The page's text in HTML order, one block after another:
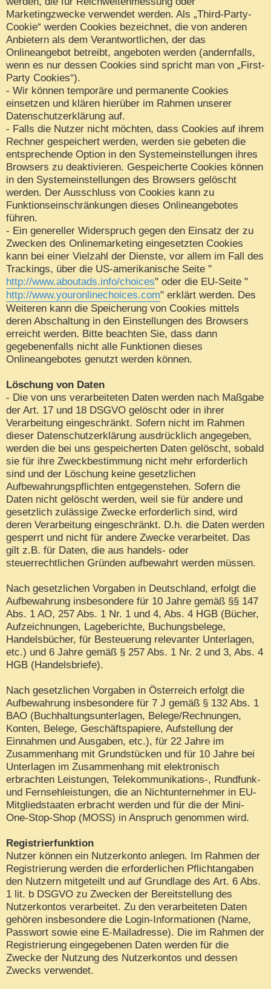
Marketingzwecke verwendet werden. Als „Third-Party-
Cookie“ werden Cookies bezeichnet, die von anderen
Anbietern als dem Verantwortlichen, der das
Onlineangebot betreibt, angeboten werden (andernfalls,
wenn es nur dessen Cookies sind spricht man von „First-
Party Cookies“).
- Wir können temporäre und permanente Cookies
einsetzen und klären hierüber im Rahmen unserer
Datenschutzerklärung auf.
- Falls die Nutzer nicht möchten, dass Cookies auf ihrem
Rechner gespeichert werden, werden sie gebeten die
entsprechende Option in den Systemeinstellungen ihres
Browsers zu deaktivieren. Gespeicherte Cookies können
in den Systemeinstellungen des Browsers gelöscht
werden. Der Ausschluss von Cookies kann zu
Funktionseinschränkungen dieses Onlineangebotes
führen.
- Ein genereller Widerspruch gegen den Einsatz der zu
Zwecken des Onlinemarketing eingesetzten Cookies
kann bei einer Vielzahl der Dienste, vor allem im Fall des
Trackings, über die US-amerikanische Seite "
http://www.aboutads.info/choices" oder die EU-Seite "
http://www.youronlinechoices.com" erklärt werden. Des
Weiteren kann die Speicherung von Cookies mittels
deren Abschaltung in den Einstellungen des Browsers
erreicht werden. Bitte beachten Sie, dass dann
gegebenenfalls nicht alle Funktionen dieses
Onlineangebotes genutzt werden können.
Löschung von Daten
- Die von uns verarbeiteten Daten werden nach Maßgabe
der Art. 17 und 18 DSGVO gelöscht oder in ihrer
Verarbeitung eingeschränkt. Sofern nicht im Rahmen
dieser Datenschutzerklärung ausdrücklich angegeben,
werden die bei uns gespeicherten Daten gelöscht, sobald
sie für ihre Zweckbestimmung nicht mehr erforderlich
sind und der Löschung keine gesetzlichen
Aufbewahrungspflichten entgegenstehen. Sofern die
Daten nicht gelöscht werden, weil sie für andere und
gesetzlich zulässige Zwecke erforderlich sind, wird
deren Verarbeitung eingeschränkt. D.h. die Daten werden
gesperrt und nicht für andere Zwecke verarbeitet. Das
gilt z.B. für Daten, die aus handels- oder
steuerrechtlichen Gründen aufbewahrt werden müssen.
Nach gesetzlichen Vorgaben in Deutschland, erfolgt die
Aufbewahrung insbesondere für 10 Jahre gemäß §§ 147
Abs. 1 AO, 257 Abs. 1 Nr. 1 und 4, Abs. 4 HGB (Bücher,
Aufzeichnungen, Lageberichte, Buchungsbelege,
Handelsbücher, für Besteuerung relevanter Unterlagen,
etc.) und 6 Jahre gemäß § 257 Abs. 1 Nr. 2 und 3, Abs. 4
HGB (Handelsbriefe).
Nach gesetzlichen Vorgaben in Österreich erfolgt die
Aufbewahrung insbesondere für 7 J gemäß § 132 Abs. 1
BAO (Buchhaltungsunterlagen, Belege/Rechnungen,
Konten, Belege, Geschäftspapiere, Aufstellung der
Einnahmen und Ausgaben, etc.), für 22 Jahre im
Zusammenhang mit Grundstücken und für 10 Jahre bei
Unterlagen im Zusammenhang mit elektronisch
erbrachten Leistungen, Telekommunikations-, Rundfunk-
und Fernsehleistungen, die an Nichtunternehmer in EU-
Mitgliedstaaten erbracht werden und für die der Mini-
One-Stop-Shop (MOSS) in Anspruch genommen wird.
Registrierfunktion
Nutzer können ein Nutzerkonto anlegen. Im Rahmen der
Registrierung werden die erforderlichen Pflichtangaben
den Nutzern mitgeteilt und auf Grundlage des Art. 6 Abs.
1 lit. b DSGVO zu Zwecken der Bereitstellung des
Nutzerkontos verarbeitet. Zu den verarbeiteten Daten
gehören insbesondere die Login-Informationen (Name,
Passwort sowie eine E-Mailadresse). Die im Rahmen der
Registrierung eingegebenen Daten werden für die
Zwecke der Nutzung des Nutzerkontos und dessen
Zwecks verwendet.